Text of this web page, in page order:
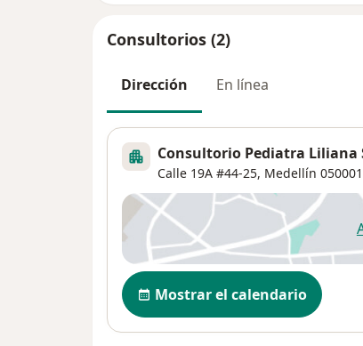
Consultorios (2)
Dirección En línea
Consultorio Pediatra Liliana
Calle 19A #44-25, Medellín 050001
Disponibilidad
Mostrar el calendario